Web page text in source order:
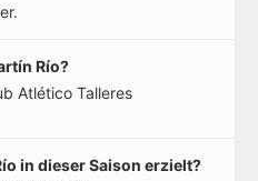
Río?
Atlético Talleres
in dieser Saison erzielt?